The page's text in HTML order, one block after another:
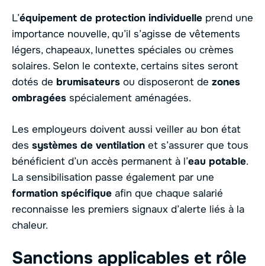
L’équipement de protection individuelle prend une
importance nouvelle, qu’il s’agisse de vêtements
légers, chapeaux, lunettes spéciales ou crèmes
solaires. Selon le contexte, certains sites seront
dotés de brumisateurs ou disposeront de zones
ombragées spécialement aménagées.
Les employeurs doivent aussi veiller au bon état
des systèmes de ventilation et s’assurer que tous
bénéficient d’un accès permanent à l’eau potable.
La sensibilisation passe également par une
formation spécifique afin que chaque salarié
reconnaisse les premiers signaux d’alerte liés à la
chaleur.
Sanctions applicables et rôle